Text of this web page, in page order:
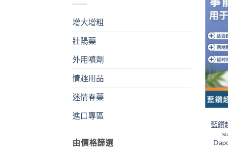
增大增粗
壯陽藥
外用噴劑
情趣用品
迷情春藥
進口專區
由價格篩選
藍鑽